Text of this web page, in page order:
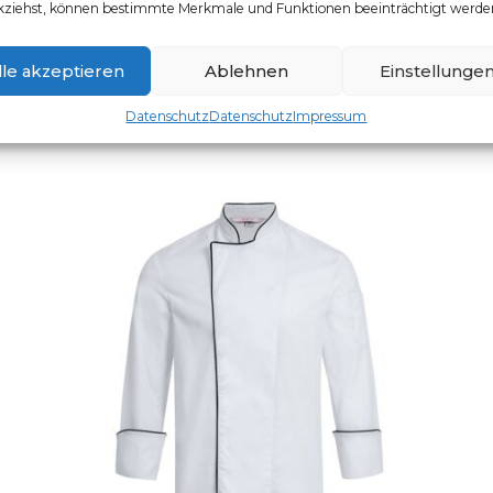
können bestimmte Merkmale und Funktionen beeinträchtigt
akzeptieren Ablehnen Einstellungen
DatenschutzDatenschutzImpressum
Artikelnummer: 5321.8000